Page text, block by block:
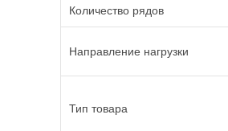
Количество рядов
Направление нагрузки
Тип товара